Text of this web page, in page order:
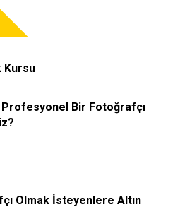
Kursu
Profesyonel Bir Fotoğrafçı
Olmak İsteyenlere Altın